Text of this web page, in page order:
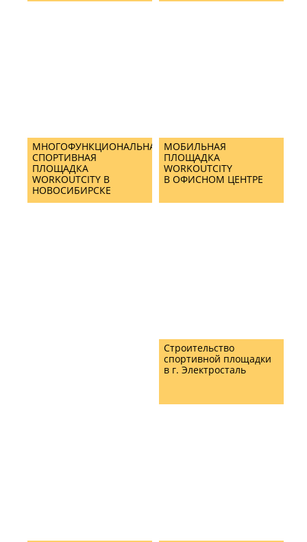
МНОГОФУНКЦИОНАЛЬНАЯ
СПОРТИВНАЯ
ПЛОЩАДКА
WORKOUTCITY В
НОВОСИБИРСКЕ
МОБИЛЬНАЯ
ПЛОЩАДКА
WORKOUTCITY
В ОФИСНОМ ЦЕНТРЕ
Строительство
спортивной площадки
в г. Электросталь